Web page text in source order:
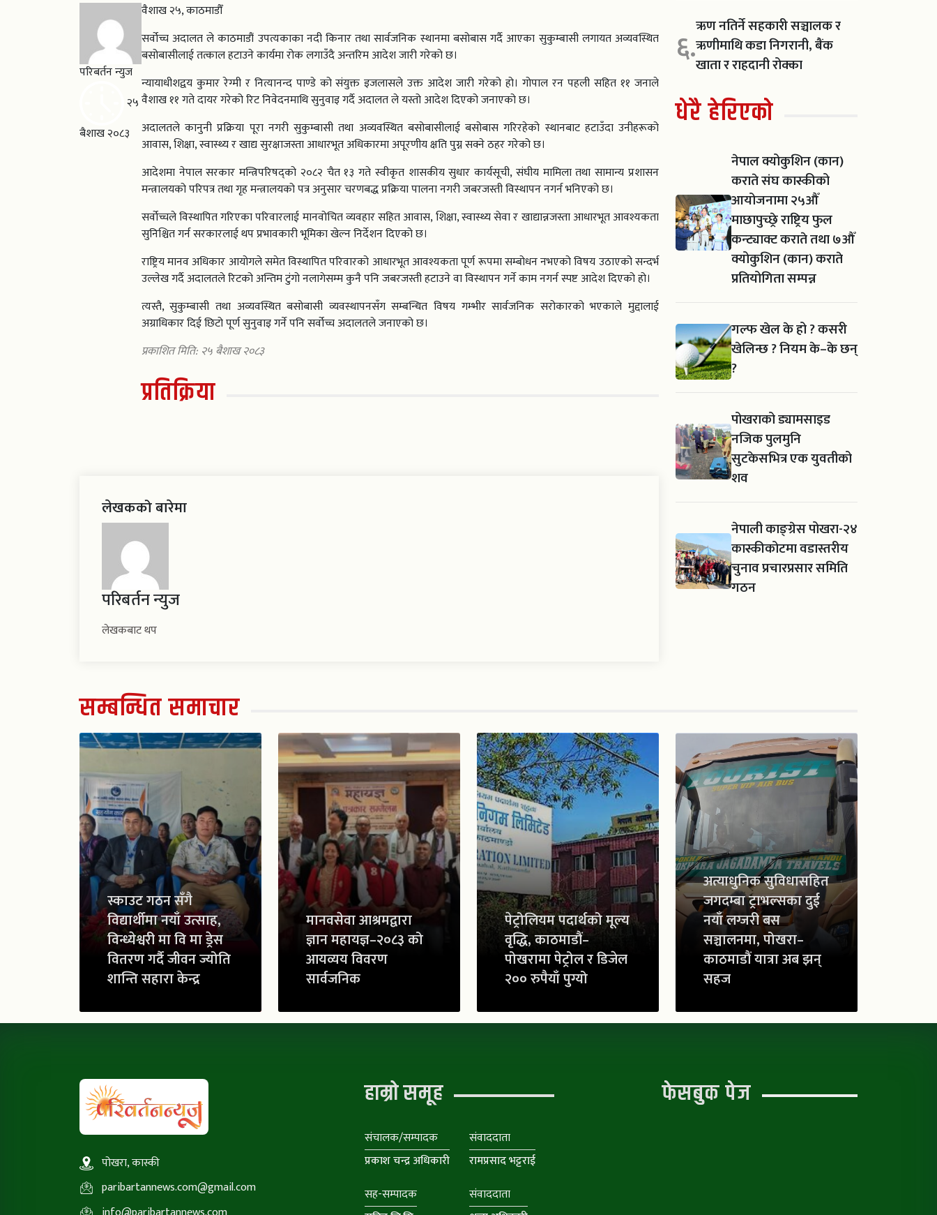
परिबर्तन न्युज
२५
बैशाख २०८३
वैशाख २५, काठमाडौँ
सर्वोच्च अदालत ले काठमाडौं उपत्यकाका नदी किनार तथा सार्वजनिक स्थानमा बसोबास गर्दै आएका सुकुम्बासी लगायत अव्यवस्थित
बसोबासीलाई तत्काल हटाउने कार्यमा रोक लगाउँदै अन्तरिम आदेश जारी गरेको छ।
न्यायाधीशद्वय कुमार रेग्मी र नित्यानन्द पाण्डे को संयुक्त इजलासले उक्त आदेश जारी गरेको हो। गोपाल रन पहली सहित ११ जनाले
वैशाख ११ गते दायर गरेको रिट निवेदनमाथि सुनुवाइ गर्दै अदालत ले यस्तो आदेश दिएको जनाएको छ।
अदालतले कानुनी प्रक्रिया पूरा नगरी सुकुम्बासी तथा अव्यवस्थित बसोबासीलाई बसोबास गरिरहेको स्थानबाट हटाउँदा उनीहरूको
आवास, शिक्षा, स्वास्थ्य र खाद्य सुरक्षाजस्ता आधारभूत अधिकारमा अपूरणीय क्षति पुग्न सक्ने ठहर गरेको छ।
आदेशमा नेपाल सरकार मन्त्रिपरिषद्को २०८२ चैत १३ गते स्वीकृत शासकीय सुधार कार्यसूची, संघीय मामिला तथा सामान्य प्रशासन
मन्त्रालयको परिपत्र तथा गृह मन्त्रालयको पत्र अनुसार चरणबद्ध प्रक्रिया पालना नगरी जबरजस्ती विस्थापन नगर्न भनिएको छ।
सर्वोच्चले विस्थापित गरिएका परिवारलाई मानवोचित व्यवहार सहित आवास, शिक्षा, स्वास्थ्य सेवा र खाद्यान्नजस्ता आधारभूत आवश्यकता
सुनिश्चित गर्न सरकारलाई थप प्रभावकारी भूमिका खेल्न निर्देशन दिएको छ।
राष्ट्रिय मानव अधिकार आयोगले समेत विस्थापित परिवारको आधारभूत आवश्यकता पूर्ण रूपमा सम्बोधन नभएको विषय उठाएको सन्दर्भ
उल्लेख गर्दै अदालतले रिटको अन्तिम टुंगो नलागेसम्म कुनै पनि जबरजस्ती हटाउने वा विस्थापन गर्ने काम नगर्न स्पष्ट आदेश दिएको हो।
त्यस्तै, सुकुम्बासी तथा अव्यवस्थित बसोबासी व्यवस्थापनसँग सम्बन्धित विषय गम्भीर सार्वजनिक सरोकारको भएकाले मुद्दालाई
अग्राधिकार दिई छिटो पूर्ण सुनुवाइ गर्ने पनि सर्वोच्च अदालतले जनाएको छ।
प्रकाशित मिति: २५ बैशाख २०८३
प्रतिक्रिया
लेखकको बारेमा
परिबर्तन न्युज
लेखकबाट थप
६.ऋण नतिर्ने सहकारी सञ्चालक र
ऋणीमाथि कडा निगरानी, बैंक
खाता र राहदानी रोक्का
धेरै हेरिएको
नेपाल क्योकुशिन (कान)
कराते संघ कास्कीको
आयोजनामा २५औँ
माछापुच्छ्रे राष्ट्रिय फुल
कन्ट्याक्ट कराते तथा ७औँ
क्योकुशिन (कान) कराते
प्रतियोगिता सम्पन्न
गल्फ खेल के हो ? कसरी
खेलिन्छ ? नियम के–के छन्
?
पोखराको ड्यामसाइड
नजिक पुलमुनि
सुटकेसभित्र एक युवतीको
शव
नेपाली काङ्ग्रेस पोखरा-२४
कास्कीकोटमा वडास्तरीय
चुनाव प्रचारप्रसार समिति
गठन
सम्बन्धित समाचार
स्काउट गठन सँगै
विद्यार्थीमा नयाँ उत्साह,
विन्ध्येश्वरी मा वि मा ड्रेस
वितरण गर्दै जीवन ज्योति
शान्ति सहारा केन्द्र
मानवसेवा आश्रमद्वारा
ज्ञान महायज्ञ–२०८३ को
आयव्यय विवरण
सार्वजनिक
पेट्रोलियम पदार्थको मूल्य
वृद्धि, काठमाडौं–
पोखरामा पेट्रोल र डिजेल
२०० रुपैयाँ पुग्यो
अत्याधुनिक सुविधासहित
जगदम्बा ट्राभल्सका दुई
नयाँ लग्जरी बस
सञ्चालनमा, पोखरा–
काठमाडौं यात्रा अब झन्
सहज
पोखरा, कास्की
paribartannews.com@gmail.com
हाम्रो समूह
संचालक/सम्पादक
प्रकाश चन्द्र अधिकारी
संवाददाता
रामप्रसाद भट्टराई
सह-सम्पादक
संवाददाता
फेसबुक पेज